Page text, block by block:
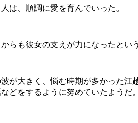
は、順調に愛を育んでいった。
らも彼女の支えが力になったとい
が大きく、悩む時期が多かった江
どをするように努めていたようだ